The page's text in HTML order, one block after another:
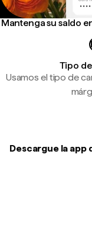
Mantenga su saldo
Tipo
Usamos el tipo de
Descargue la app